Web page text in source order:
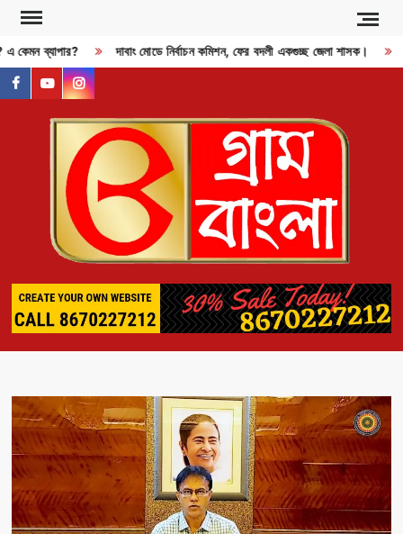
Skip
content
কেমন ব্যাপার? দাবাং মোডে নির্বাচন কমিশন, ফের বদলী একগুচ্ছ জেলা শাসক।
facebook
youtubeinstagram